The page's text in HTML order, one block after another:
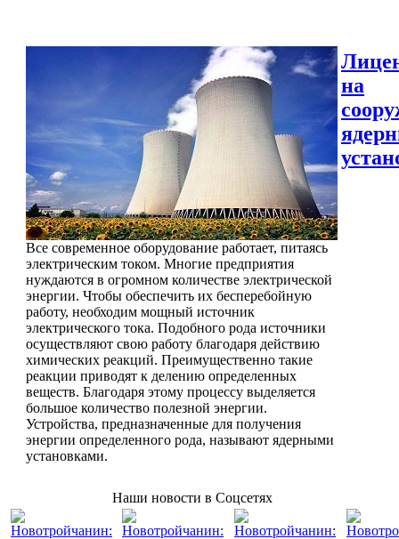
Все современное оборудование работает, питаясь
электрическим током. Многие предприятия
нуждаются в огромном количестве электрической
энергии. Чтобы обеспечить их бесперебойную
работу, необходим мощный источник
электрического тока. Подобного рода источники
осуществляют свою работу благодаря действию
химических реакций. Преимущественно такие
реакции приводят к делению определенных
веществ. Благодаря этому процессу выделяется
большое количество полезной энергии.
Устройства, предназначенные для получения
энергии определенного рода, называют ядерными
установками.
на
Наши новости в Соцсетях